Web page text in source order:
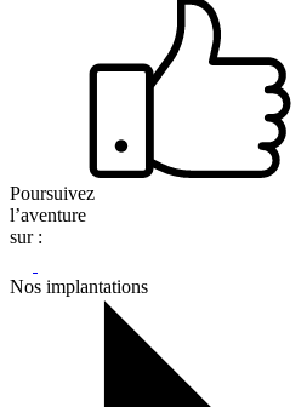
Poursuivez
l’aventure
sur :
Nos implantations